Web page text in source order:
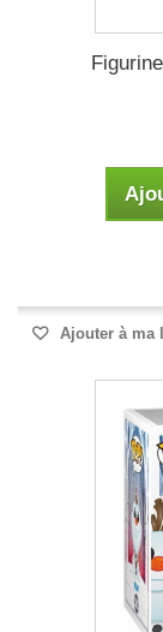
Ajouter à ma